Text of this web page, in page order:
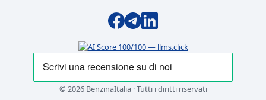
© 2026 BenzinaItalia · Tutti i diritti riservati